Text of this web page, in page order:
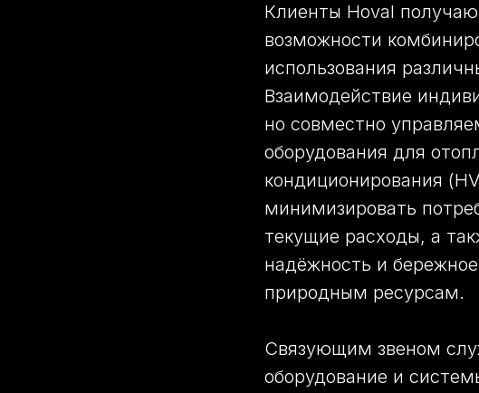
Клиенты Hoval
возможности
использования
Взаимодействие
но совместно
оборудования для
кондиционирования
минимизировать
текущие расходы, а
надёжность и
природным ресурсам.
Связующим звеном
оборудование и